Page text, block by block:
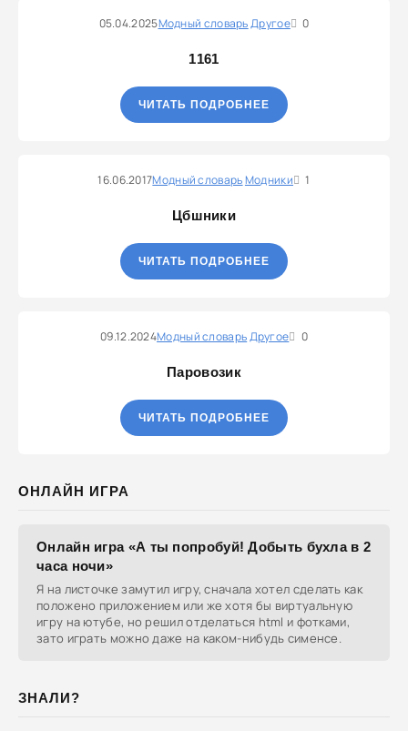
05.04.2025Модный словарьДругое 0
1161
ЧИТАТЬ ПОДРОБНЕЕ
16.06.2017Модный словарьМодники 1
Цбшники
ЧИТАТЬ ПОДРОБНЕЕ
09.12.2024Модный словарьДругое 0
Паровозик
ЧИТАТЬ ПОДРОБНЕЕ
ОНЛАЙН ИГРА
Онлайн игра «А ты попробуй! Добыть бухла в 2
часа ночи»
Я на листочке замутил игру, сначала хотел сделать как
положено приложением или же хотя бы виртуальную
игру на ютубе, но решил отделаться html и фотками,
зато играть можно даже на каком-нибудь сименсе.
ЗНАЛИ?